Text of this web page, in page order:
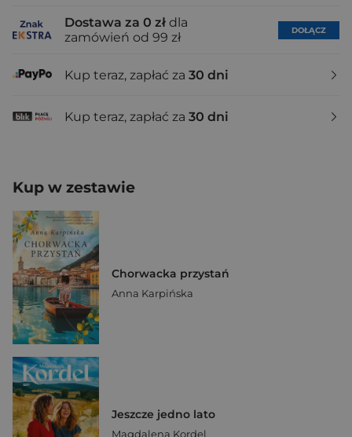
Dostawa za 0 zł dla
zamówień od 99 zł
DOŁĄCZ
Kup teraz, zapłać za 30 dni
Kup teraz, zapłać za 30 dni
Kup w zestawie
Chorwacka przystań
Anna Karpińska
Jeszcze jedno lato
Magdalena Kordel